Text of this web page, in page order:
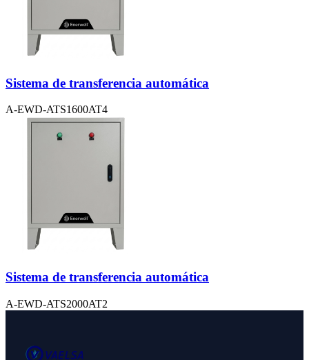
Sistema de transferencia automática
A-EWD-ATS1600AT4
Sistema de transferencia automática
A-EWD-ATS2000AT2